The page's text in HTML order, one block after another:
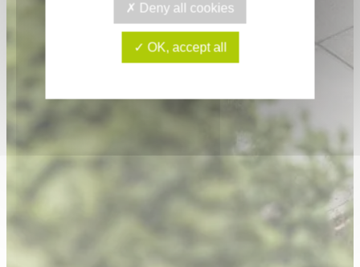
Deny all cookies
OK, accept all